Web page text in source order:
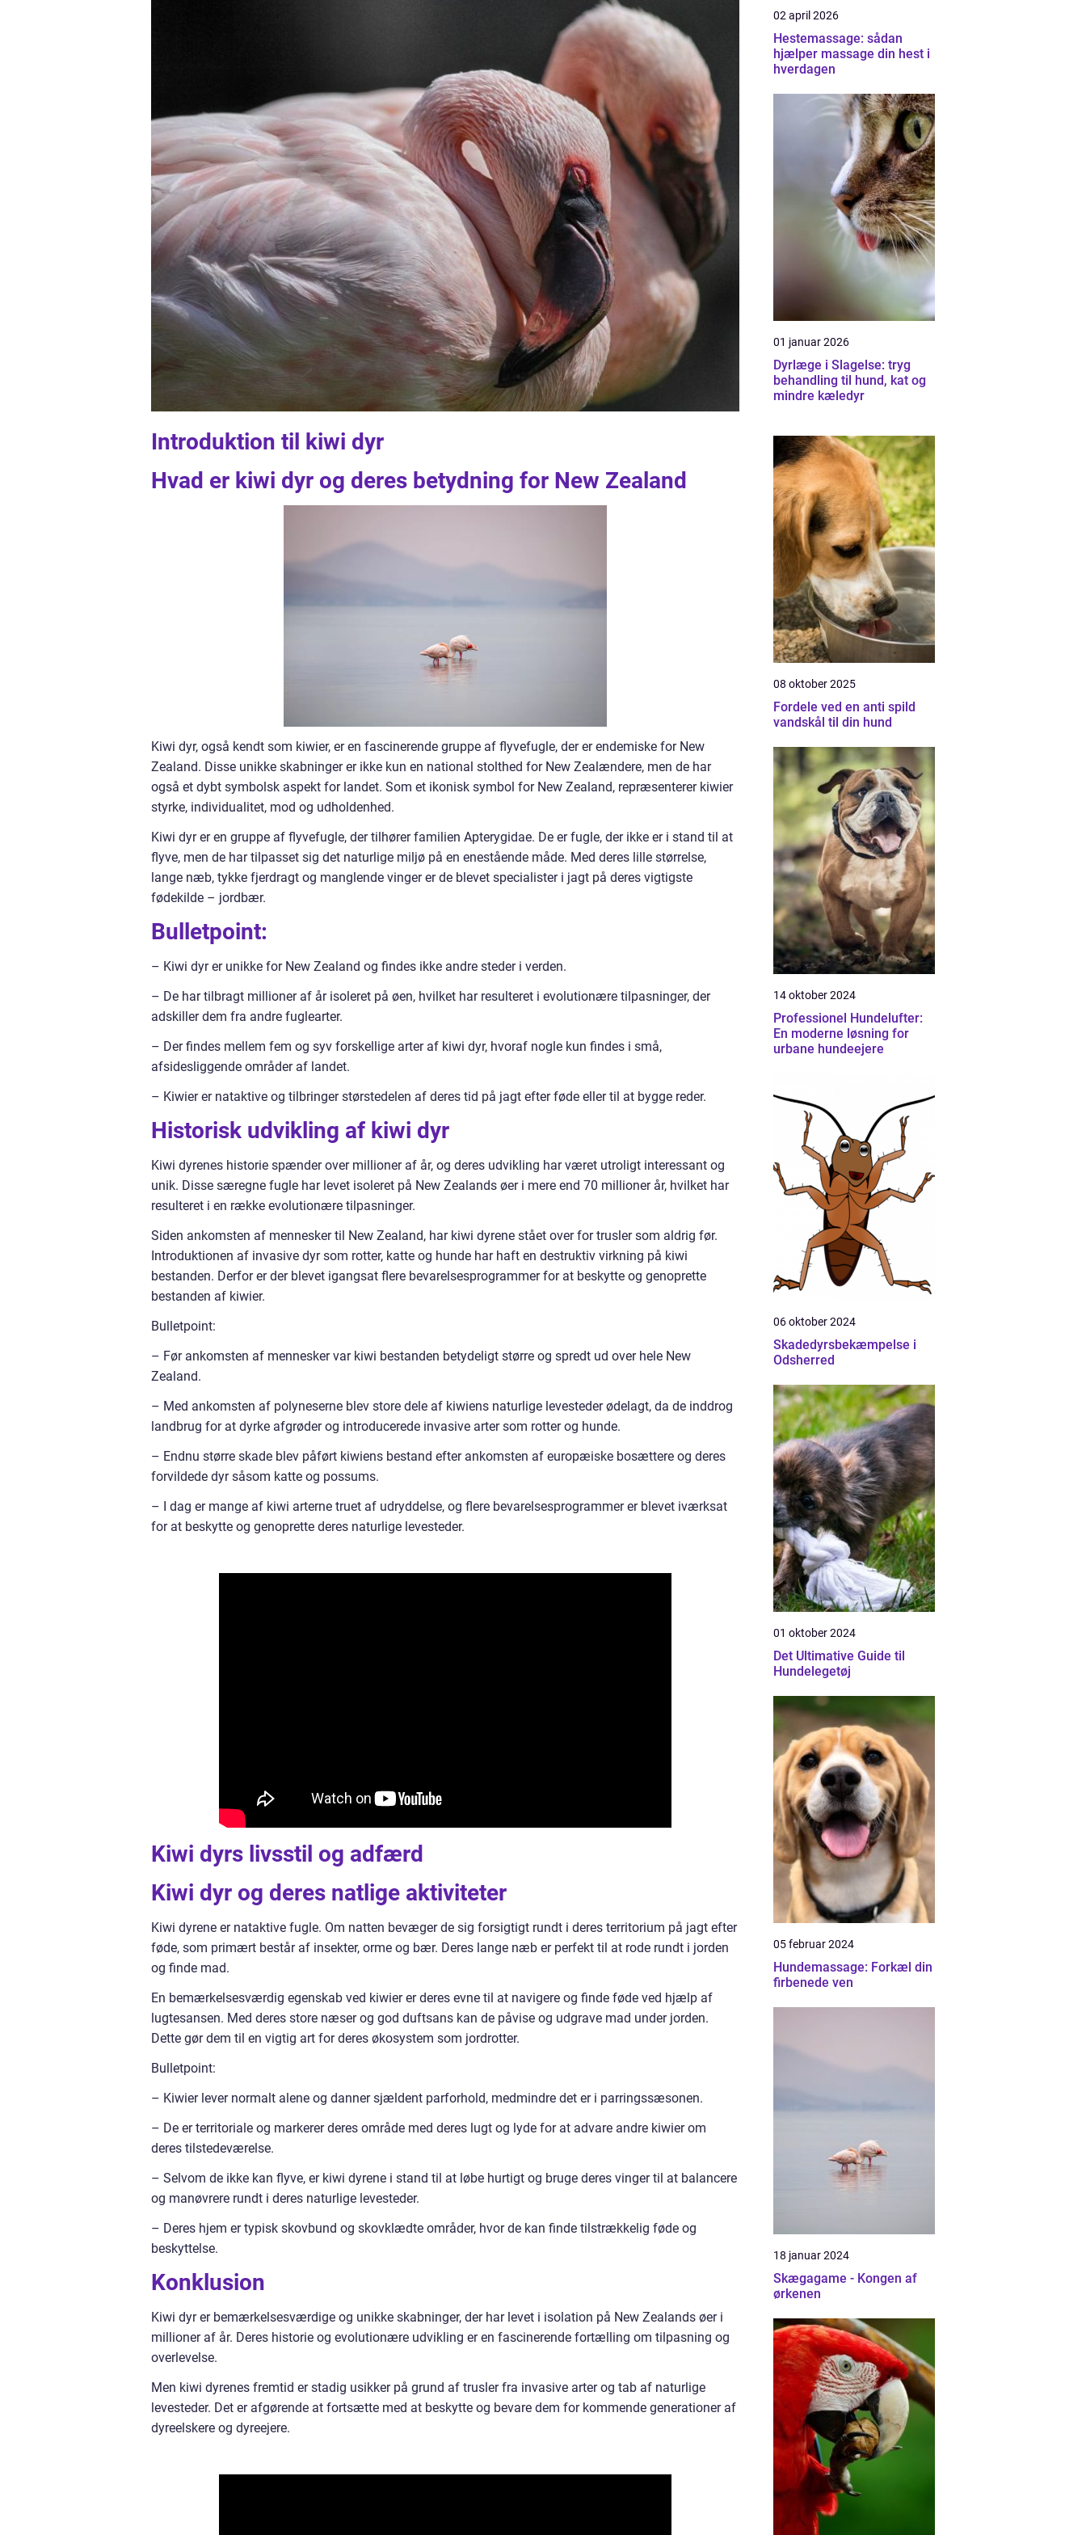
Introduktion til kiwi dyr
Hvad er kiwi dyr og deres betydning for New Zealand
Kiwi dyr, også kendt som kiwier, er en fascinerende gruppe af flyvefugle, der er endemiske for New
Zealand. Disse unikke skabninger er ikke kun en national stolthed for New Zealændere, men de har
også et dybt symbolsk aspekt for landet. Som et ikonisk symbol for New Zealand, repræsenterer kiwier
styrke, individualitet, mod og udholdenhed.
Kiwi dyr er en gruppe af flyvefugle, der tilhører familien Apterygidae. De er fugle, der ikke er i stand til at
flyve, men de har tilpasset sig det naturlige miljø på en enestående måde. Med deres lille størrelse,
lange næb, tykke fjerdragt og manglende vinger er de blevet specialister i jagt på deres vigtigste
fødekilde – jordbær.
Bulletpoint:
– Kiwi dyr er unikke for New Zealand og findes ikke andre steder i verden.
– De har tilbragt millioner af år isoleret på øen, hvilket har resulteret i evolutionære tilpasninger, der
adskiller dem fra andre fuglearter.
– Der findes mellem fem og syv forskellige arter af kiwi dyr, hvoraf nogle kun findes i små,
afsidesliggende områder af landet.
– Kiwier er nataktive og tilbringer størstedelen af deres tid på jagt efter føde eller til at bygge reder.
Historisk udvikling af kiwi dyr
Kiwi dyrenes historie spænder over millioner af år, og deres udvikling har været utroligt interessant og
unik. Disse særegne fugle har levet isoleret på New Zealands øer i mere end 70 millioner år, hvilket har
resulteret i en række evolutionære tilpasninger.
Siden ankomsten af mennesker til New Zealand, har kiwi dyrene stået over for trusler som aldrig før.
Introduktionen af invasive dyr som rotter, katte og hunde har haft en destruktiv virkning på kiwi
bestanden. Derfor er der blevet igangsat flere bevarelsesprogrammer for at beskytte og genoprette
bestanden af kiwier.
Bulletpoint:
– Før ankomsten af mennesker var kiwi bestanden betydeligt større og spredt ud over hele New
Zealand.
– Med ankomsten af polyneserne blev store dele af kiwiens naturlige levesteder ødelagt, da de inddrog
landbrug for at dyrke afgrøder og introducerede invasive arter som rotter og hunde.
– Endnu større skade blev påført kiwiens bestand efter ankomsten af europæiske bosættere og deres
forvildede dyr såsom katte og possums.
– I dag er mange af kiwi arterne truet af udryddelse, og flere bevarelsesprogrammer er blevet iværksat
for at beskytte og genoprette deres naturlige levesteder.
Kiwi dyrs livsstil og adfærd
Kiwi dyr og deres natlige aktiviteter
Kiwi dyrene er nataktive fugle. Om natten bevæger de sig forsigtigt rundt i deres territorium på jagt efter
føde, som primært består af insekter, orme og bær. Deres lange næb er perfekt til at rode rundt i jorden
og finde mad.
En bemærkelsesværdig egenskab ved kiwier er deres evne til at navigere og finde føde ved hjælp af
lugtesansen. Med deres store næser og god duftsans kan de påvise og udgrave mad under jorden.
Dette gør dem til en vigtig art for deres økosystem som jordrotter.
Bulletpoint:
– Kiwier lever normalt alene og danner sjældent parforhold, medmindre det er i parringssæsonen.
– De er territoriale og markerer deres område med deres lugt og lyde for at advare andre kiwier om
deres tilstedeværelse.
– Selvom de ikke kan flyve, er kiwi dyrene i stand til at løbe hurtigt og bruge deres vinger til at balancere
og manøvrere rundt i deres naturlige levesteder.
– Deres hjem er typisk skovbund og skovklædte områder, hvor de kan finde tilstrækkelig føde og
beskyttelse.
Konklusion
Kiwi dyr er bemærkelsesværdige og unikke skabninger, der har levet i isolation på New Zealands øer i
millioner af år. Deres historie og evolutionære udvikling er en fascinerende fortælling om tilpasning og
overlevelse.
Men kiwi dyrenes fremtid er stadig usikker på grund af trusler fra invasive arter og tab af naturlige
levesteder. Det er afgørende at fortsætte med at beskytte og bevare dem for kommende generationer af
dyreelskere og dyreejere.
02 april 2026
Hestemassage: sådan
hjælper massage din hest i
hverdagen
01 januar 2026
Dyrlæge i Slagelse: tryg
behandling til hund, kat og
mindre kæledyr
08 oktober 2025
Fordele ved en anti spild
vandskål til din hund
14 oktober 2024
Professionel Hundelufter:
En moderne løsning for
urbane hundeejere
06 oktober 2024
Skadedyrsbekæmpelse i
Odsherred
01 oktober 2024
Det Ultimative Guide til
Hundelegetøj
05 februar 2024
Hundemassage: Forkæl din
firbenede ven
18 januar 2024
Skægagame - Kongen af
ørkenen